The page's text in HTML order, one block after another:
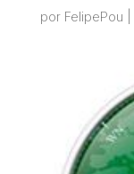
por FelipePou